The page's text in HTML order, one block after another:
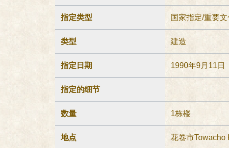
指定类型 国家指定/重要
类型 建造
指定日期 1990年9月11日
指定的细节
数量 1栋楼
地点 花卷市Towacho